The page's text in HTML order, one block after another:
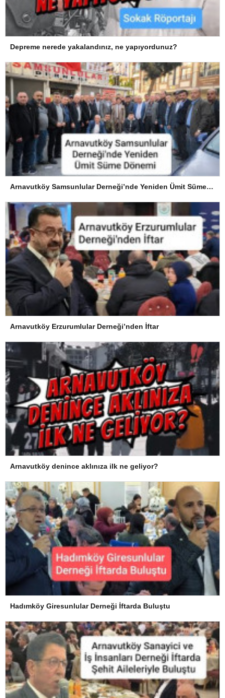
Depreme nerede yakalandınız, ne yapıyordunuz?
Arnavutköy Samsunlular Derneği’nde Yeniden Ümit Süme Dönemi
Arnavutköy Erzurumlular Derneği’nden İftar
Arnavutköy denince aklınıza ilk ne geliyor?
Hadımköy Giresunlular Derneği İftarda Buluştu